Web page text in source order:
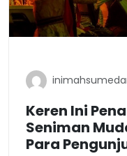
Keren Ini
Seniman
Para